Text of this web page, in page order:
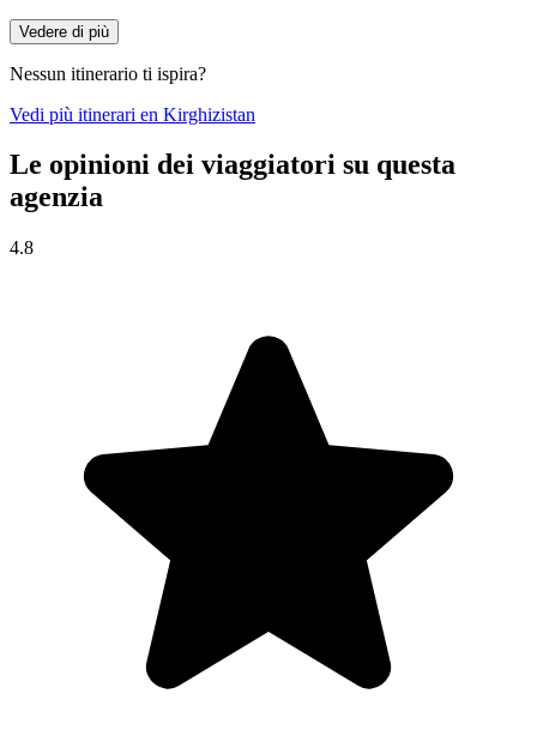
Vedere di più
Nessun itinerario ti ispira?
Vedi più itinerari en Kirghizistan
Le opinioni dei viaggiatori su questa
agenzia
4.8